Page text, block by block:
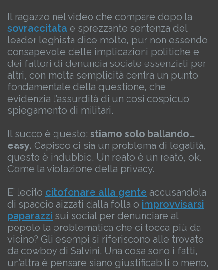
Il ragazzo nel video che compare dopo la
sovraccitata e sprezzante sentenza del
leader leghista dice molto, pur non essendo
consapevole delle implicazioni politiche e
dei fattori di denuncia sociale essenziali per
altri, con molta semplicità centra un punto
fondamentale della questione, che
evidenzia l’assurdità di un così cospicuo
spiegamento di militari.
Il succo è questo: stiamo solo ballando…
easy. Capisco ci sia un problema di legalità,
questo è indubbio. Un reato è un reato, ok.
Come la violazione della privacy.
E’ lecito citofonare alla gente accusandola
di spaccio aizzati dalla folla o improvvisarsi
paparazzi sui social per denunciare al
popolo la problematica che ci tocca più da
vicino? Gli esempi si riferiscono alle trovate
da cowboy di Salvini. Una cosa sono i fatti,
un’altra è pensare siano giustificabili o meno,